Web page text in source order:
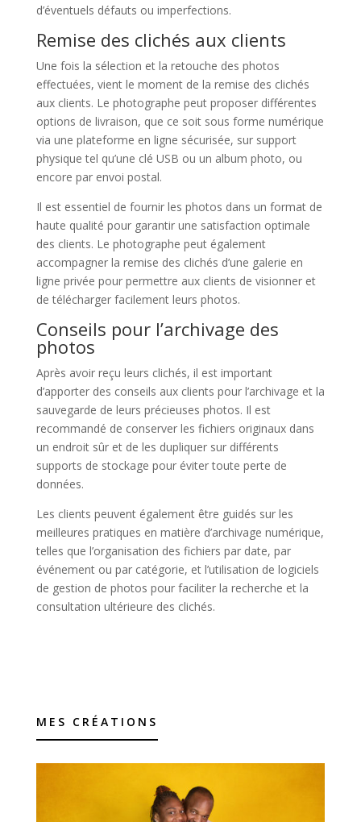
d’éventuels défauts ou imperfections.
Remise des clichés aux clients
Une fois la sélection et la retouche des photos
effectuées, vient le moment de la remise des clichés
aux clients. Le photographe peut proposer différentes
options de livraison, que ce soit sous forme numérique
via une plateforme en ligne sécurisée, sur support
physique tel qu’une clé USB ou un album photo, ou
encore par envoi postal.
Il est essentiel de fournir les photos dans un format de
haute qualité pour garantir une satisfaction optimale
des clients. Le photographe peut également
accompagner la remise des clichés d’une galerie en
ligne privée pour permettre aux clients de visionner et
de télécharger facilement leurs photos.
Conseils pour l’archivage des
photos
Après avoir reçu leurs clichés, il est important
d’apporter des conseils aux clients pour l’archivage et la
sauvegarde de leurs précieuses photos. Il est
recommandé de conserver les fichiers originaux dans
un endroit sûr et de les dupliquer sur différents
supports de stockage pour éviter toute perte de
données.
Les clients peuvent également être guidés sur les
meilleures pratiques en matière d’archivage numérique,
telles que l’organisation des fichiers par date, par
événement ou par catégorie, et l’utilisation de logiciels
de gestion de photos pour faciliter la recherche et la
consultation ultérieure des clichés.
MES CRÉATIONS